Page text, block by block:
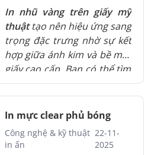
In nhũ vàng trên giấy mỹ
thuậttạo nên hiệu ứng sang
trọng đặc trưng nhờ sự kết
hợp giữa ánh kim và bề mặt
giấy cao cấp. Bạn có thể tìm
thấy sự khác biệt qua từng
chất liệu, từ giấy gân, giấy
trơn đến giấy ánh nhũ hoặc
tone tối. Các kỹ thuật như
ép nhũ nhiệt, ép nhũ lạnh
In mực clear phủ bóng
Công nghệ & kỹ thuật
in ấn
22-11-
2025